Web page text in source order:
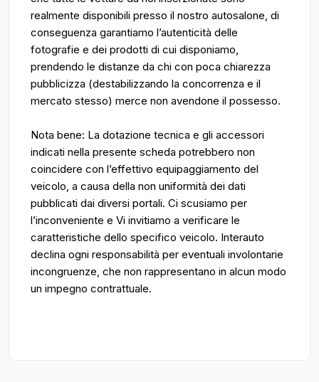
realmente disponibili presso il nostro autosalone, di
conseguenza garantiamo l’autenticità delle
fotografie e dei prodotti di cui disponiamo,
prendendo le distanze da chi con poca chiarezza
pubblicizza (destabilizzando la concorrenza e il
mercato stesso) merce non avendone il possesso.
Nota bene: La dotazione tecnica e gli accessori
indicati nella presente scheda potrebbero non
coincidere con l’effettivo equipaggiamento del
veicolo, a causa della non uniformità dei dati
pubblicati dai diversi portali. Ci scusiamo per
l’inconveniente e Vi invitiamo a verificare le
caratteristiche dello specifico veicolo. Interauto
declina ogni responsabilità per eventuali involontarie
incongruenze, che non rappresentano in alcun modo
un impegno contrattuale.